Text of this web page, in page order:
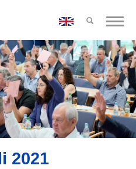
Toggle
2021